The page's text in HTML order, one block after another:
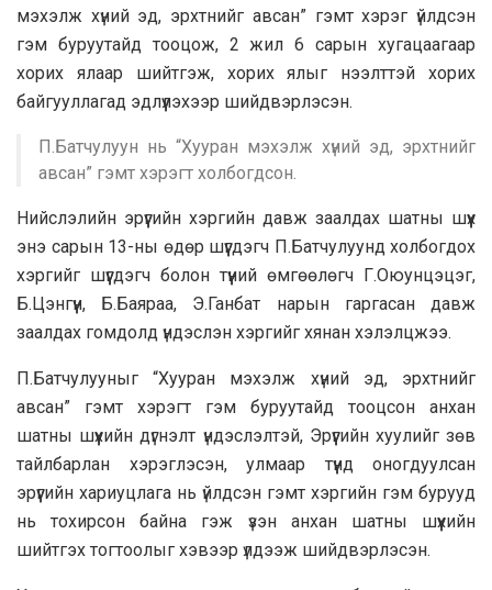
мэхэлж хүний эд, эрхтнийг авсан” гэмт хэрэг үйлдсэн
гэм буруутайд тооцож, 2 жил 6 сарын хугацаагаар
хорих ялаар шийтгэж, хорих ялыг нээлттэй хорих
байгууллагад эдлүүлэхээр шийдвэрлэсэн.
П.Батчулуун нь “Хууран мэхэлж хүний эд, эрхтнийг
авсан” гэмт хэрэгт холбогдсон.
Нийслэлийн эрүүгийн хэргийн давж заалдах шатны шүүх
энэ сарын 13-ны өдөр шүүгдэгч П.Батчулуунд холбогдох
хэргийг шүүгдэгч болон түүний өмгөөлөгч Г.Оюунцэцэг,
Б.Цэнгүүн, Б.Баяраа, Э.Ганбат нарын гаргасан давж
заалдах гомдолд үндэслэн хэргийг хянан хэлэлцжээ.
П.Батчулууныг “Хууран мэхэлж хүний эд, эрхтнийг
авсан” гэмт хэрэгт гэм буруутайд тооцсон анхан
шатны шүүхийн дүгнэлт үндэслэлтэй, Эрүүгийн хуулийг зөв
тайлбарлан хэрэглэсэн, улмаар түүнд оногдуулсан
эрүүгийн хариуцлага нь үйлдсэн гэмт хэргийн гэм бурууд
нь тохирсон байна гэж үзэн анхан шатны шүүхийн
шийтгэх тогтоолыг хэвээр үлдээж шийдвэрлэсэн.